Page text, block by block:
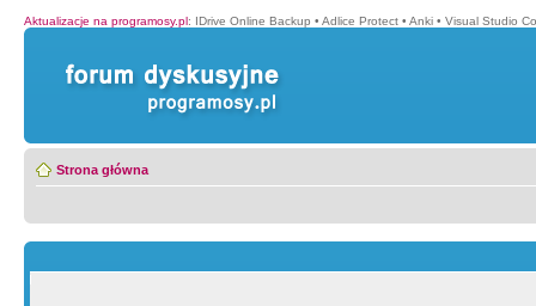
Aktualizacje na programosy.pl: IDrive Online Backup • Adlice Protect • Anki • Visual Studio
Strona główna